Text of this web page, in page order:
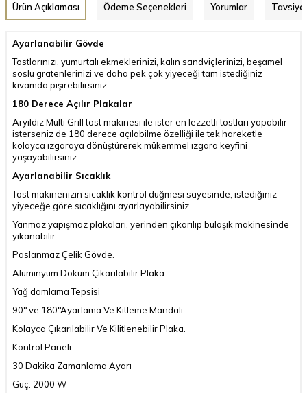
Ürün Açıklaması Ödeme Seçenekleri Yorumlar Tavsiye
Ayarlanabilir Gövde
Tostlarınızı, yumurtalı ekmeklerinizi, kalın sandviçlerinizi, beşamel
soslu gratenlerinizi ve daha pek çok yiyeceği tam istediğiniz
kıvamda pişirebilirsiniz.
180 Derece Açılır Plakalar
Aryıldız Multi Grill tost makınesi ile ister en lezzetli tostları yapabilir
isterseniz de 180 derece açılabilme özelliği ile tek hareketle
kolayca ızgaraya dönüştürerek mükemmel ızgara keyfini
yaşayabilirsiniz.
Ayarlanabilir Sıcaklık
Tost makinenizin sıcaklık kontrol düğmesi sayesinde, istediğiniz
yiyeceğe göre sıcaklığını ayarlayabilirsiniz.
Yanmaz yapışmaz plakaları, yerinden çıkarılıp bulaşık makinesinde
yıkanabilir.
Paslanmaz Çelik Gövde.
Alüminyum Döküm Çıkarılabilir Plaka.
Yağ damlama Tepsisi
90° ve 180°Ayarlama Ve Kitleme Mandalı.
Kolayca Çıkarılabilir Ve Kilitlenebilir Plaka.
Kontrol Paneli.
30 Dakika Zamanlama Ayarı
Güç: 2000 W